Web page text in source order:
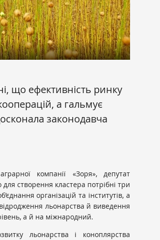
що ефективність ринку
а гальмує
законодавча
компанії «Зоря», депутат
створення кластера потрібні три
організацій та інститутів, а
льонарства й виведення
а й на міжнародний.
льонарства і коноплярства